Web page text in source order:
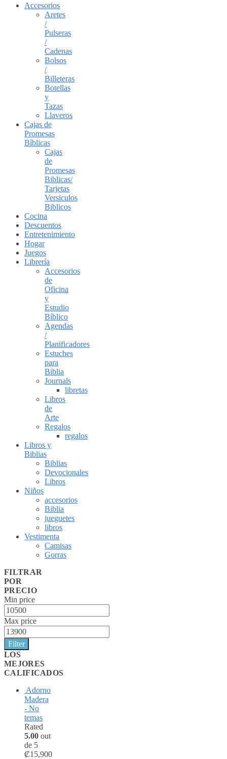
Accesorios
Aretes
/
Pulseras
/
Cadenas
Bolsos
/
Billeteras
Botellas
y
Tazas
Llaveros
Cajas de
Promesas
Bíblicas
Cajas
de
Promesas
Biblicas/
Tarjetas
Versiculos
Biblicos
Cocina
Descuentos
Entretenimiento
Hogar
Juegos
Librería
Accesorios
de
Oficina
y
Estudio
Bíblico
Agendas
/
Planificadores
Estuches
para
Biblia
Journals
libretas
Libros
de
Arte
Regalos
regalos
Libros y
Biblias
Biblias
Devocionales
Libros
Niños
accesorios
Biblia
jueguetes
libros
Vestimenta
Camisas
Gorras
FILTRAR
POR
PRECIO
Min price
Max price
Filter
LOS
MEJORES
CALIFICADOS
Adorno
Madera
- No
temas
Rated
5.00 out
de 5
₡15,900